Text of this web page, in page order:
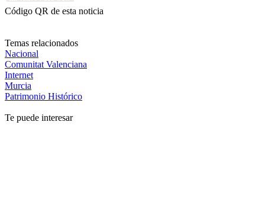
Código QR de esta noticia
Temas relacionados
Nacional
Comunitat Valenciana
Internet
Murcia
Patrimonio Histórico
Te puede interesar